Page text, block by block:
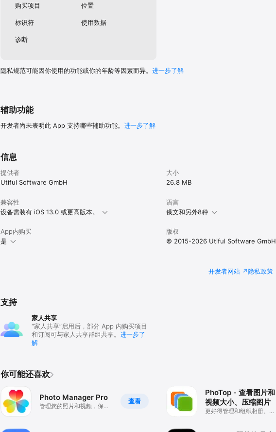
购买项目
位置
标识符 使用数据
诊断
隐私规范可能因你使用的功能或你的年龄等因素而异。 进一步了解
辅助功能
开发者尚未表明此 App 支持哪些辅助功能。 进一步了解
信息
提供者
Utiful Software GmbH
大小
26.8 MB
兼容性
设备需装有 iOS 13.0 或更高版本。
语言
俄文和另外8种
App内购买
是
版权
© 2015-2026 Utiful Software GmbH
开发者网站 隐私政策
支持
家人共享
“家人共享”启用后，部分 App 内购买项目
和订阅可与家人共享群组共享。 进一步了
解
你可能还喜欢
查看
Photo Manager Pro
管理您的照片和视频，保护
PhoTop - 查看图片和
视频大小、压缩图片
更好得管理和组织相册、照